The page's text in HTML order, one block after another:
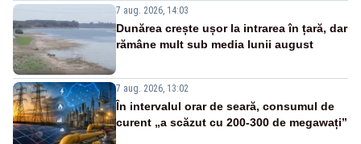
7 aug. 2026, 14:03
Dunărea crește ușor la intrarea în țară, dar
rămâne mult sub media lunii august
7 aug. 2026, 13:02
În intervalul orar de seară, consumul de
curent „a scăzut cu 200-300 de megawați”